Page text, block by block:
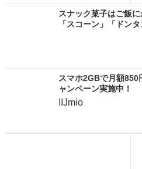
スナック菓子はご飯
「スコーン」「ドン
スマホ2GBで月額850
ャンペーン実施中！
IIJmio